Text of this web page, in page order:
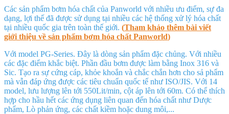
Các sản phẩm bơm hóa chất của Panworld với nhiều ưu điểm, sự đa
dạng, lợi thế đã được sử dụng tại nhiều các hệ thống xử lý hóa chất
tại nhiều quốc gia trên toàn thế giới. (Tham khảo thêm bài viết
giới thiệu về sản phẩm bơm hóa chất Panworld)
Với model PG-Series. Đây là dòng sản phẩm đặc chủng. Với nhiều
các đặc điểm khắc biệt. Phần đầu bơm được làm bằng Inox 316 và
Sic. Tạo ra sự cứng cáp, khỏe khoắn và chắc chắn hơn cho sả phẩm
mà vẫn đáp ứng được các tiêu chuẩn quốc tế như ISO/JIS. Với 14
model, lưu lượng lên tới 550Lit/min, cột áp lên tới 60m. Có thể thích
hợp cho hầu hết các ứng dụng liên quan đến hóa chất như Dược
phẩm, Lò phản ứng, các chất kiềm hoặc dung môi,...